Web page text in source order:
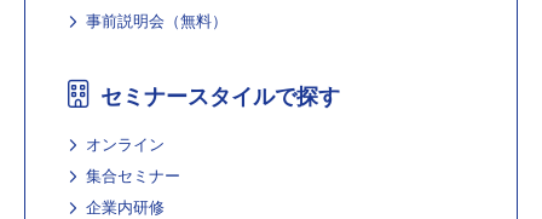
事前説明会（無料）
セミナースタイルで探す
オンライン
集合セミナー
企業内研修